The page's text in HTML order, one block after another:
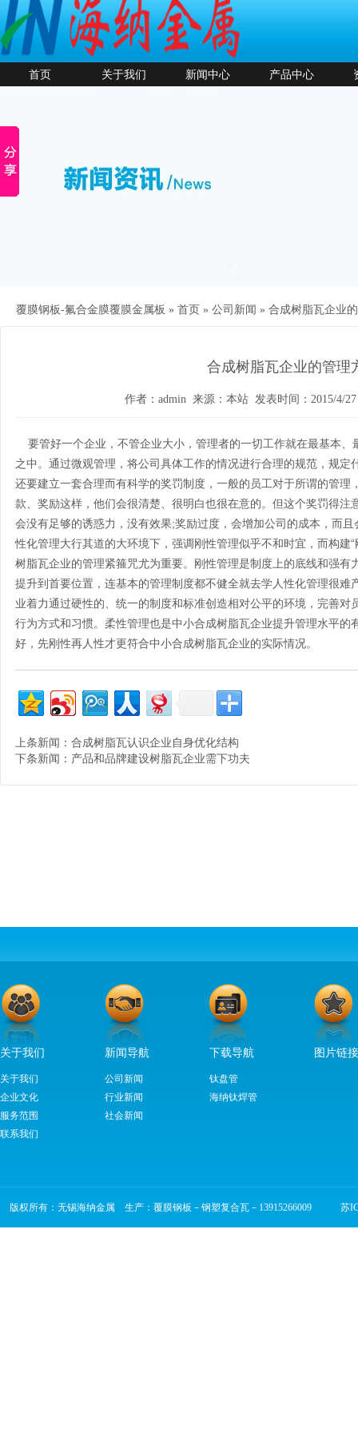
首页 关于我们 新闻中心 产品中心
覆膜钢板-氟合金膜覆膜金属板 » 首页 » 公司新闻 » 合成树脂瓦企业
合成树脂瓦企业的管理
作者：admin 来源：本站 发表时间：2015/4/
要管好一个企业，不管企业大小，管理者的一切工作就在最基本、
之中。通过微观管理，将公司具体工作的情况进行合理的规范，规
还要建立一套合理而有科学的奖罚制度，一般的员工对于所谓的管理
款、奖励这样，他们会很清楚、很明白也很在意的。但这个奖罚得注
会没有足够的诱惑力，没有效果;奖励过度，会增加公司的成本，而
性化管理大行其道的大环境下，强调刚性管理似乎不和时宜，而构建
树脂瓦企业的管理紧箍咒尤为重要。刚性管理是制度上的底线和强有
提升到首要位置，连基本的管理制度都不健全就去学人性化管理很难
业着力通过硬性的、统一的制度和标准创造相对公平的环境，完善
行为方式和习惯。柔性管理也是中小合成树脂瓦企业提升管理水平的
好，先刚性再人性才更符合中小合成树脂瓦企业的实际情况。
上条新闻： 合成树脂瓦认识企业自身优化结构
下条新闻： 产品和品牌建设树脂瓦企业需下功夫
关于我们
关于我们
企业文化
服务范围
联系我们
新闻导航
公司新闻
行业新闻
社会新闻
下载导航
钛盘管
海纳钛焊管
图片链接
版权所有：无锡海纳金属 生产：覆膜钢板－钢塑复合瓦－13915266009 苏